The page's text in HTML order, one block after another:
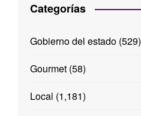
Categorías
Gobierno del estado(529)
Gourmet(58)
Local (1,181)